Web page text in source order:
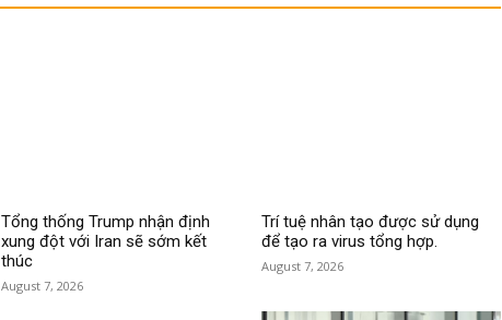
Tổng thống Trump nhận định
xung đột với Iran sẽ sớm kết
thúc
August 7, 2026
Trí tuệ nhân tạo được sử dụng
để tạo ra virus tổng hợp.
August 7, 2026